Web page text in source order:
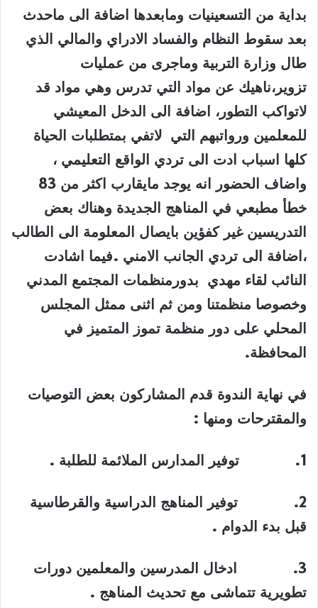
بداية من التسعينيات ومابعدها اضافة الى ماحدث
بعد سقوط النظام والفساد الادراي والمالي الذي
طال وزارة التربية وماجرى من عمليات
تزوير،ناهيك عن مواد التي تدرس وهي مواد قد
لاتواكب التطور، اضافة الى الدخل المعيشي
للمعلمين ورواتبهم التي لاتفي بمتطلبات الحياة
كلها اسباب ادت الى تردي الواقع التعليمي ،
واضاف الحضور انه يوجد مايقارب اكثر من 83
خطأ مطبعي في المناهج الجديدة وهناك بعض
التدريسين غير كفؤين بايصال المعلومة الى الطالب
،اضافة الى تردي الجانب الامني .فيما اشادت
النائب لقاء مهدي بدورمنظمات المجتمع المدني
وخصوصا منظمتنا ومن ثم اثنى ممثل المجلس
المحلي على دور منظمة تموز المتميز في
المحافظة.
في نهاية الندوة قدم المشاركون بعض التوصيات
والمقترحات ومنها :
1. توفير المدارس الملائمة للطلبة .
2.
توفير المناهج الدراسية والقرطاسية
قبل بدء الدوام .
3.
ادخال المدرسين والمعلمين دورات
تطويرية تتماشى مع تحديث المناهج .